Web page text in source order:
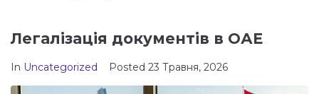
Легалізація документів в ОАЕ
In Uncategorized Posted 23 Травня, 2026